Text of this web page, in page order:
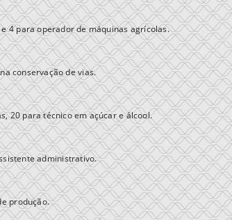
4 para operador de máquinas agrícolas.
conservação de vias.
20 para técnico em açúcar e álcool.
administrativo.
produção.